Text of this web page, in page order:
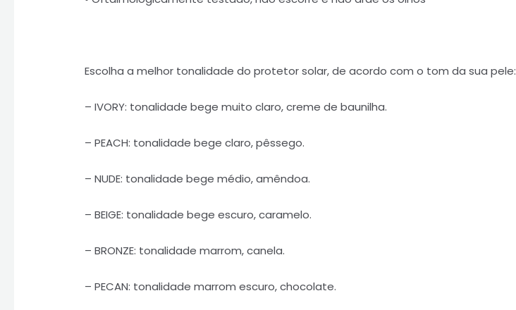
Escolha a melhor tonalidade do protetor solar, de acordo com o tom da sua pele:
– IVORY: tonalidade bege muito claro, creme de baunilha.
– PEACH: tonalidade bege claro, pêssego.
– NUDE: tonalidade bege médio, amêndoa.
– BEIGE: tonalidade bege escuro, caramelo.
– BRONZE: tonalidade marrom, canela.
– PECAN: tonalidade marrom escuro, chocolate.